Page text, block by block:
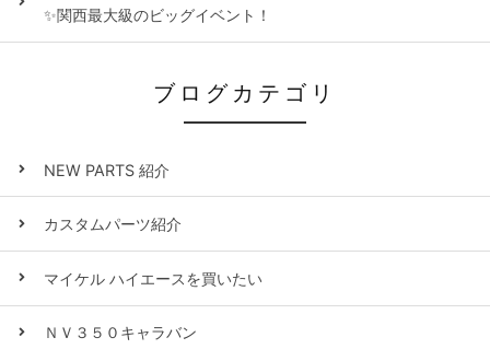
✨関西最大級のビッグイベント！
ブログカテゴリ
NEW PARTS 紹介
カスタムパーツ紹介
マイケル ハイエースを買いたい
ＮＶ３５０キャラバン